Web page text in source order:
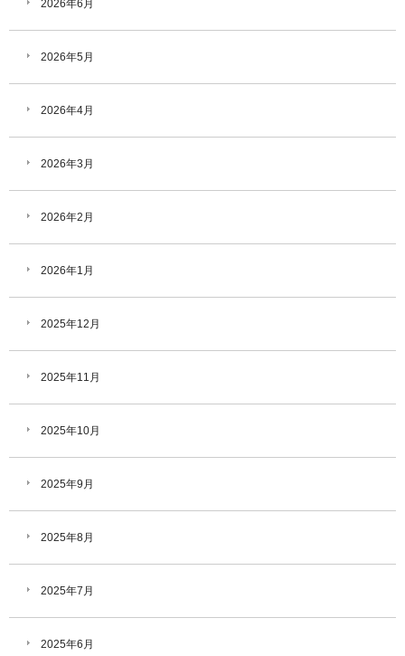
2026年6月
2026年5月
2026年4月
2026年3月
2026年2月
2026年1月
2025年12月
2025年11月
2025年10月
2025年9月
2025年8月
2025年7月
2025年6月